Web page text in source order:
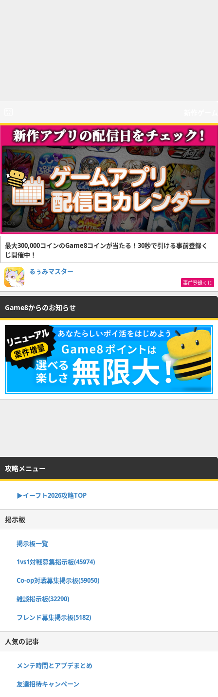
最大300,000コインのGame8コインが当たる！30秒で引ける事前登録く
じ開催中！
るぅみマスター
事前登録くじ
Game8からのお知らせ
攻略メニュー
▶イーフト2026攻略TOP
掲示板
掲示板一覧
1vs1対戦募集掲示板(45974)
Co-op対戦募集掲示板(59050)
雑談掲示板(32290)
フレンド募集掲示板(5182)
人気の記事
メンテ時間とアプデまとめ
友達招待キャンペーン